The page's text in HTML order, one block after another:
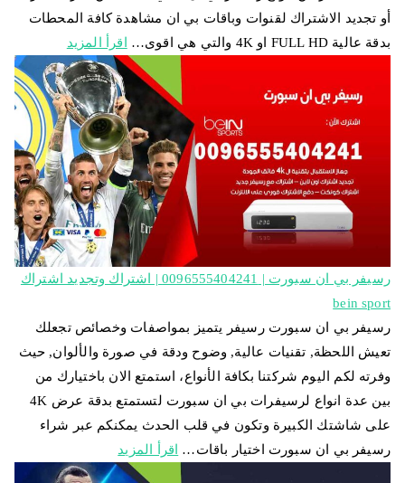
أو تجديد الاشتراك لقنوات وباقات بي ان مشاهدة كافة المحطات
بدقة عالية FULL HD او 4K والتي هي اقوى…
اقرأ المزيد
رسيفر بي ان سبورت | 0096555404241 | اشتراك وتجديد اشتراك
bein sport
رسيفر بي ان سبورت رسيفر يتميز بمواصفات وخصائص تجعلك
تعيش اللحظة, تقنيات عالية, وضوح ودقة في صورة والألوان, حيث
وفرته لكم اليوم شركتنا بكافة الأنواع، استمتع الان باختيارك من
بين عدة انواع لرسيفرات بي ان سبورت لتستمتع بدقة عرض 4K
على شاشتك الكبيرة وتكون في قلب الحدث يمكنكم عبر شراء
رسيفر بي ان سبورت اختيار باقات…
اقرأ المزيد